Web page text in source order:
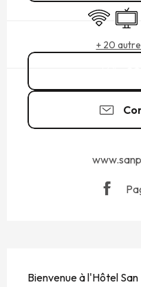
WiFi
+ 20
Bienvenue à l'Hôtel